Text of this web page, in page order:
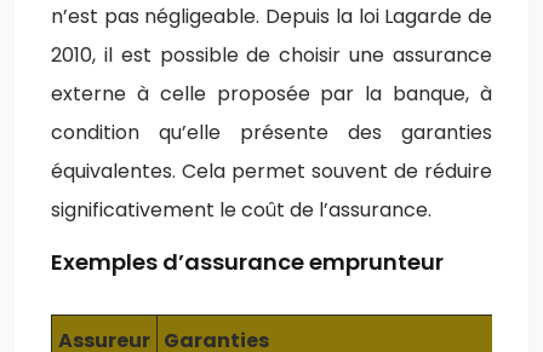
n’est pas négligeable. Depuis la loi Lagarde de
2010, il est possible de choisir une assurance
externe à celle proposée par la banque, à
condition qu’elle présente des garanties
équivalentes. Cela permet souvent de réduire
significativement le coût de l’assurance.
Exemples d’assurance emprunteur
Assureur Garanties